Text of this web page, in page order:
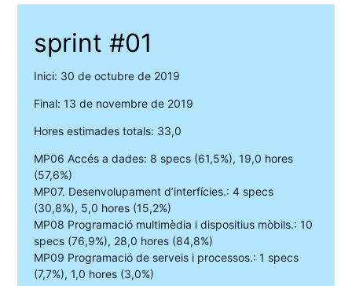
sprint #01
Inici: 30 de octubre de 2019
Final: 13 de novembre de 2019
Hores estimades totals: 33,0
MP06 Accés a dades: 8 specs (61,5%), 19,0 hores
(57,6%)
MP07. Desenvolupament d’interfícies.: 4 specs
(30,8%), 5,0 hores (15,2%)
MP08 Programació multimèdia i dispositius mòbils.: 10
specs (76,9%), 28,0 hores (84,8%)
MP09 Programació de serveis i processos.: 1 specs
(7,7%), 1,0 hores (3,0%)